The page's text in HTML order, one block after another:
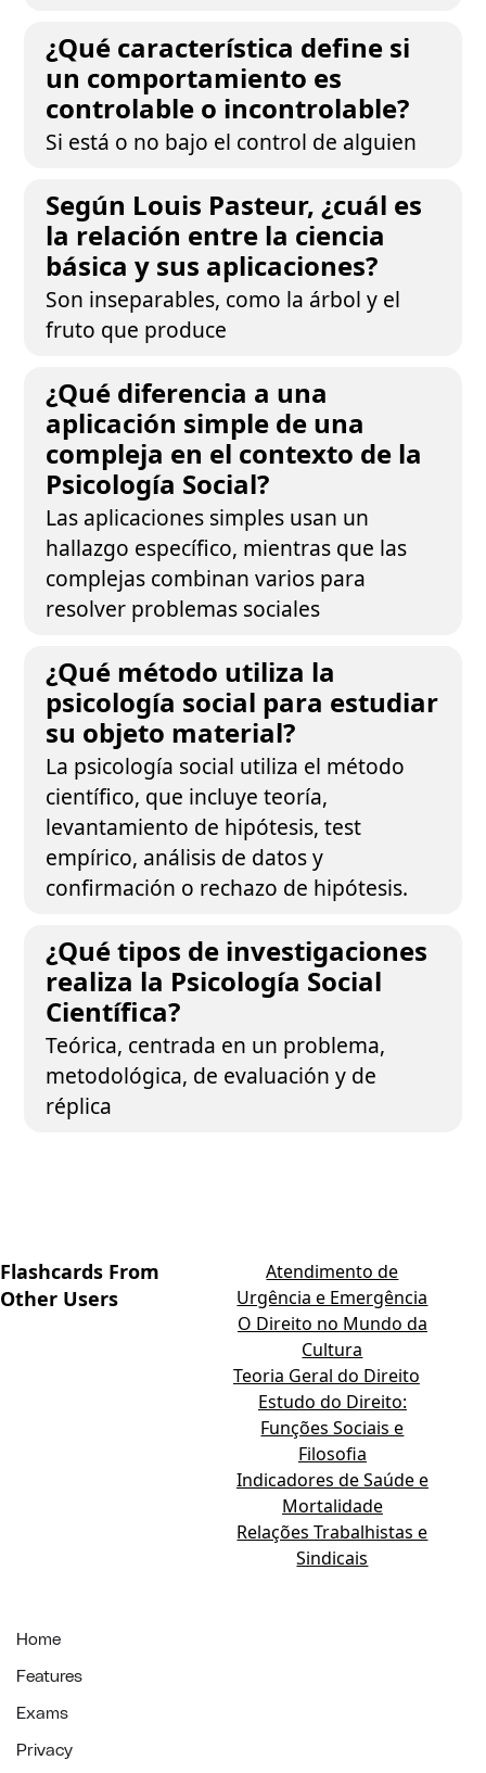
¿Qué característica define si
un comportamiento es
controlable o incontrolable?
Si está o no bajo el control de alguien
Según Louis Pasteur, ¿cuál es
la relación entre la ciencia
básica y sus aplicaciones?
Son inseparables, como la árbol y el
fruto que produce
¿Qué diferencia a una
aplicación simple de una
compleja en el contexto de la
Psicología Social?
Las aplicaciones simples usan un
hallazgo específico, mientras que las
complejas combinan varios para
resolver problemas sociales
¿Qué método utiliza la
psicología social para estudiar
su objeto material?
La psicología social utiliza el método
científico, que incluye teoría,
levantamiento de hipótesis, test
empírico, análisis de datos y
confirmación o rechazo de hipótesis.
¿Qué tipos de investigaciones
realiza la Psicología Social
Científica?
Teórica, centrada en un problema,
metodológica, de evaluación y de
réplica
Flashcards From
Other Users
Atendimento de
Urgência e Emergência
O Direito no Mundo da
Cultura
Teoria Geral do Direito
Estudo do Direito:
Funções Sociais e
Filosofia
Indicadores de Saúde e
Mortalidade
Relações Trabalhistas e
Sindicais
Home
Features
Exams
Privacy